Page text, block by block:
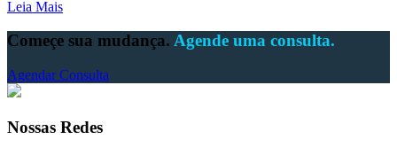
Leia Mais
Começe sua mudança. Agende uma consulta.
Agendar Consulta
Nossas Redes